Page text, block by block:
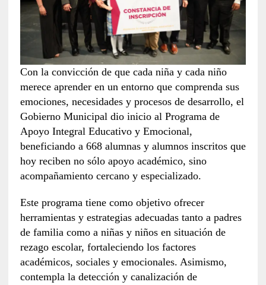
Con la convicción de que cada niña y cada niño
merece aprender en un entorno que comprenda sus
emociones, necesidades y procesos de desarrollo, el
Gobierno Municipal dio inicio al Programa de
Apoyo Integral Educativo y Emocional,
beneficiando a 668 alumnas y alumnos inscritos que
hoy reciben no sólo apoyo académico, sino
acompañamiento cercano y especializado.
Este programa tiene como objetivo ofrecer
herramientas y estrategias adecuadas tanto a padres
de familia como a niñas y niños en situación de
rezago escolar, fortaleciendo los factores
académicos, sociales y emocionales. Asimismo,
contempla la detección y canalización de